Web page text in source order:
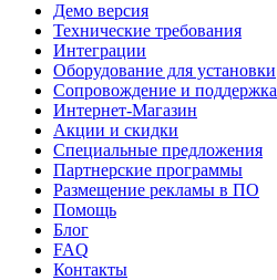
Демо версия
Технические требования
Интеграции
Оборудование для установки
Сопровождение и поддержка
Интернет-Магазин
Акции и скидки
Специальные предложения
Партнерские программы
Размещение рекламы в ПО
Помощь
Блог
FAQ
Контакты